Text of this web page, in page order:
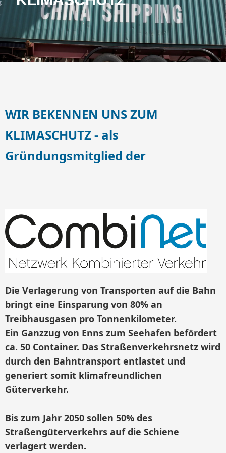
WIR BEKENNEN UNS ZUM
KLIMASCHUTZ - als
Gründungsmitglied der
Die Verlagerung von Transporten auf die Bahn
bringt eine Einsparung von 80% an
Treibhausgasen pro Tonnenkilometer.
Ein Ganzzug von Enns zum Seehafen befördert
ca. 50 Container. Das Straßenverkehrsnetz wird
durch den Bahntransport entlastet und
generiert somit klimafreundlichen
Güterverkehr.
Bis zum Jahr 2050 sollen 50% des
Straßengüterverkehrs auf die Schiene
verlagert werden.